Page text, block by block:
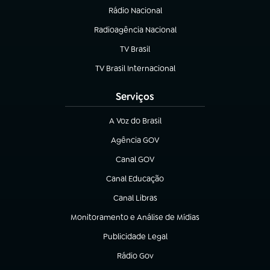
Rádio Nacional
Radioagência Nacional
(abre em nova aba)
TV Brasil
(abre em nova aba)
TV Brasil Internacional
(abre em nova aba)
Serviços
A Voz do Brasil
(abre em nova aba)
Agência GOV
(abre em nova aba)
Canal GOV
(abre em nova aba)
Canal Educação
(abre em nova aba)
Canal Libras
(abre em nova aba)
Monitoramento e Análise de Mídias
(abre em nova aba)
Publicidade Legal
(abre em nova aba)
Rádio Gov
(abre em nova aba)